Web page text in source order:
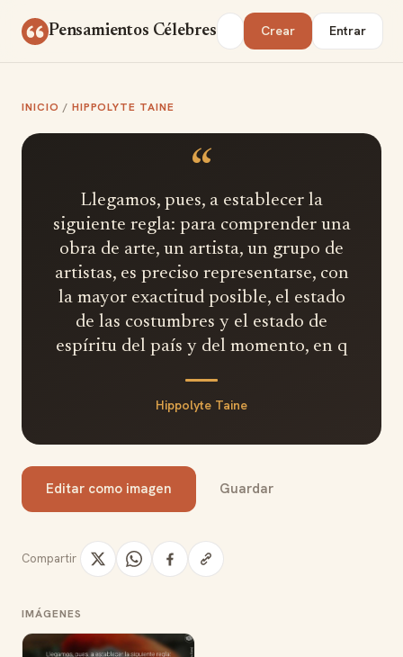
Pensamientos Célebres Buscar Crear Entrar
INICIO / HIPPOLYTE TAINE
“
Llegamos, pues, a establecer la
siguiente regla: para comprender una
obra de arte, un artista, un grupo de
artistas, es preciso representarse, con
la mayor exactitud posible, el estado
de las costumbres y el estado de
espíritu del país y del momento, en q
Hippolyte Taine
Editar como imagen Guardar
Compartir
IMÁGENES